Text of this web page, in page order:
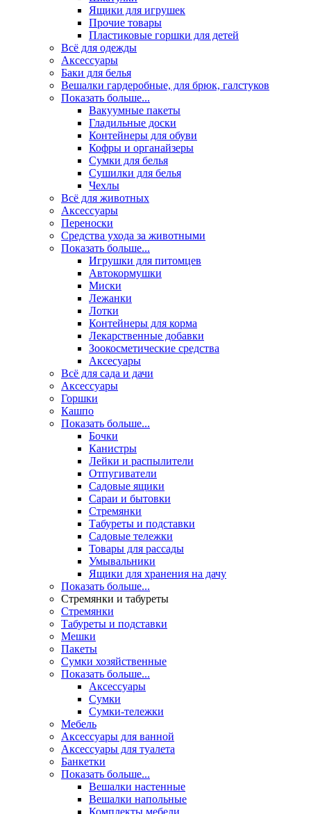
Ящики для игрушек
Прочие товары
Пластиковые горшки для детей
Всё для одежды
Аксессуары
Баки для белья
Вешалки гардеробные, для брюк, галстуков
Показать больше...
Вакуумные пакеты
Гладильные доски
Контейнеры для обуви
Кофры и органайзеры
Сумки для белья
Сушилки для белья
Чехлы
Всё для животных
Аксесcуары
Переноски
Средства ухода за животными
Показать больше...
Игрушки для питомцев
Автокормушки
Миски
Лежанки
Лотки
Контейнеры для корма
Лекарственные добавки
Зоокосметические средства
Аксесуары
Всё для сада и дачи
Аксессуары
Горшки
Кашпо
Показать больше...
Бочки
Канистры
Лейки и распылители
Отпугиватели
Садовые ящики
Сараи и бытовки
Стремянки
Табуреты и подставки
Садовые тележки
Товары для рассады
Умывальники
Ящики для хранения на дачу
Показать больше...
Стремянки и табуреты
Стремянки
Табуреты и подставки
Мешки
Пакеты
Сумки хозяйственные
Показать больше...
Аксессуары
Сумки
Сумки-тележки
Мебель
Аксессуары для ванной
Аксессуары для туалета
Банкетки
Показать больше...
Вешалки настенные
Вешалки напольные
Комплекты мебели